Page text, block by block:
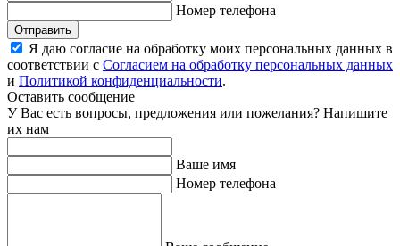
Номер телефона
Отправить
Я даю согласие на обработку моих персональных данных в
соответствии с Согласием на обработку персональных данных
и Политикой конфиденциальности.
Оставить сообщение
У Вас есть вопросы, предложения или пожелания? Напишите
их нам
Ваше имя
Номер телефона